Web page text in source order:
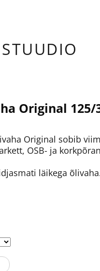
Original 125/
Original sobib
OSB- ja
läikega